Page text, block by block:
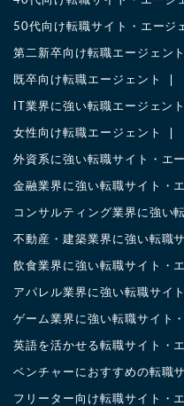
50代向け転職サイト・エージ
第二新卒向け転職エージェント
既卒向け転職エージェント
IT業界に強い転職エージェント
女性向け転職エージェント
外資系に強い転職サイト・エ
金融業界に強い転職サイト・
コンサルティング業界に強い
不動産・建築業界に強い転職
飲食業界に強い転職サイト・
アパレル業界に強い転職サイ
ゲーム業界に強い転職サイト
英語を活かせる転職サイト・
ベンチャーにおすすめの転職
フリーター向け転職サイト・